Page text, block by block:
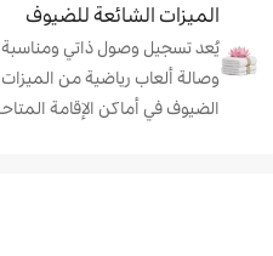
الميزات الشائعة للضيوف
يُعد تسجيل وصول ذاتي ومناسبة
وصالة ألعاب رياضية من
الضيوف في أماكن الإقامة